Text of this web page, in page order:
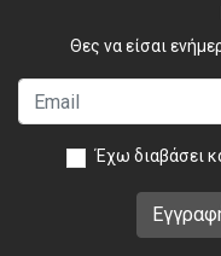
Θες να είσαι
Έχω διαβάσει